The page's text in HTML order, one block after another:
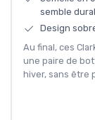
semble
Design
Au final, ces
une paire de
hiver, sans être